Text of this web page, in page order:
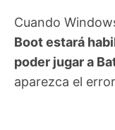
Cuando
Boot estará
poder jugar a
aparezca el